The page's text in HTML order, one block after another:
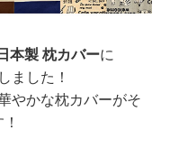
本製 枕カバーに
ました！
やかな枕カバーがそ